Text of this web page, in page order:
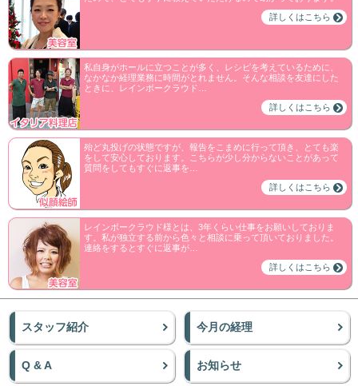
詳しくはこちら
私自身がホールに立つことが多く、レシピを考えているために、
なかなか経理業務に時間がとれません。そんな相談を友達にした
ときに、レインボークラウド…
詳しくはこちら
殆ど丸投げの状態ですが、報告をこまめに行って頂き、とても楽
をして安心しております。こちらが少し分からないことがあって
質問をしてもすぐに返事を…
詳しくはこちら
レインボークラウド様とは、3年くらい仕事をお願いしておりま
す。私が独立する前から色々と相談に乗って頂いておりました。
連絡をするとすぐに返事が…
詳しくはこちら
スタッフ紹介 今月の経理
Q & A お知らせ